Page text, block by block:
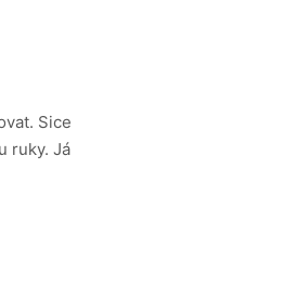
Sice
ruky. Já